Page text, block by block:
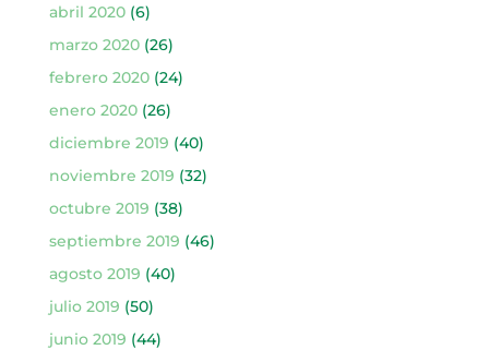
abril 2020(6)
marzo 2020(26)
febrero 2020(24)
enero 2020(26)
diciembre 2019 (40)
noviembre 2019 (32)
octubre 2019 (38)
septiembre 2019 (46)
agosto 2019 (40)
julio 2019 (50)
junio 2019 (44)